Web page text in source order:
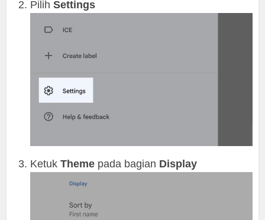
PilihSettings
KetukTheme pada bagian Display